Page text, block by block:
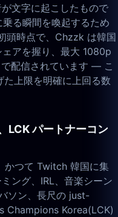
文字に起こしたもので
る瞬間を喚起するため
頭時点で、Chzzk は韓国
アを握り、最大 1080p
配信されています — こ
上限を明確に上回る数
LCK パートナーコン
かつて Twitch 韓国に集
ング、IRL、音楽シーン
ソン、長尺の just-
Champions Korea(LCK)